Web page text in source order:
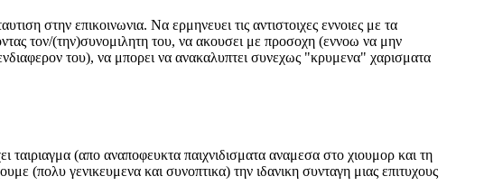
στην επικοινωνια. Να ερμηνευει τις αντιστοιχες εννοιες με τα
τον/(την)συνομιλητη του, να ακουσει με προσοχη (εννοω να μην
του), να μπορει να ανακαλυπτει συνεχως "κρυμενα" χαρισματα
ταιριαγμα (απο αναποφευκτα παιχνιδισματα αναμεσα στο χιουμορ και τη
(πολυ γενικευμενα και συνοπτικα) την ιδανικη συνταγη μιας επιτυχους